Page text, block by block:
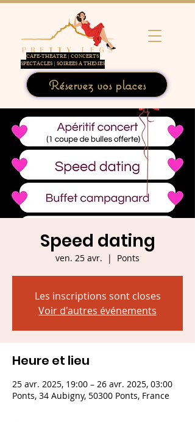
Réservez vos places
CAFE-THEATRE | CONCERTS
SPECTACLES | SOIREES A THEMES
Speed dating
ven. 25 avr.
  |
Ponts
Les inscriptions sont closes
Voir d'autres événements
Heure et lieu
25 avr. 2025, 19:00 – 26 avr. 2025, 03:00
Ponts, 34 Aubigny, 50300 Ponts, France